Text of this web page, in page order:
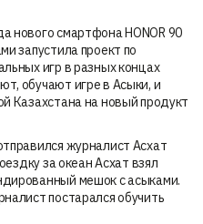
нового смартфона HONOR 90
запустила проект по
игр в разных концах
обучают игре в Асыки, и
Казахстана на новый продукт
журналист Асхат
за океан Асхат взял
мешок с асыками.
постарался обучить